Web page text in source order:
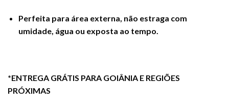
Perfeita para área externa, não estraga com
umidade, água ou exposta ao tempo.
*ENTREGA GRÁTIS PARA GOIÂNIA E REGIÕES
PRÓXIMAS